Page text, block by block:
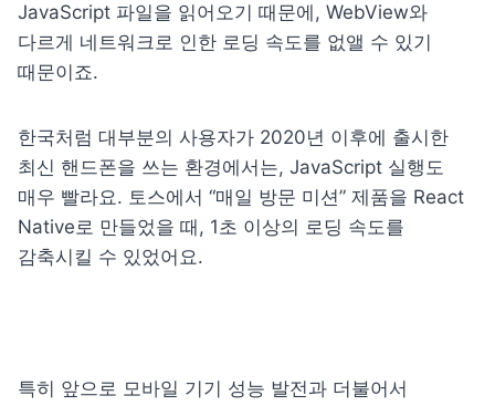
JavaScript 파일을 읽어오기 때문에, WebView와
다르게 네트워크로 인한 로딩 속도를 없앨 수 있기
때문이죠.
한국처럼 대부분의 사용자가 2020년 이후에 출시한
최신 핸드폰을 쓰는 환경에서는, JavaScript 실행도
매우 빨라요. 토스에서 “매일 방문 미션” 제품을 React
Native로 만들었을 때, 1초 이상의 로딩 속도를
감축시킬 수 있었어요.
특히 앞으로 모바일 기기 성능 발전과 더불어서